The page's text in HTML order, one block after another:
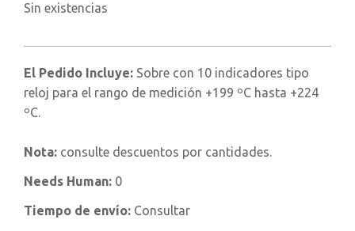
Sin existencias
El Pedido Incluye: Sobre con 10 indicadores tipo
reloj para el rango de medición +199 ºC hasta +224
ºC.
Nota: consulte descuentos por cantidades.
Needs Human: 0
Tiempo de envío: Consultar